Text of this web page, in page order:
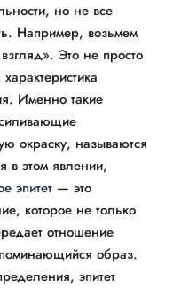
но не все
Например, возьмем
Это не просто
Именно такие
окраску, называются
в этом явлении,
эпитет — это
которое не только
отношение
образ.
эпитет